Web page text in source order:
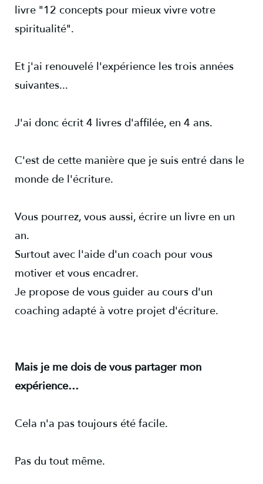
livre "12 concepts pour mieux vivre votre
spiritualité".
Et j'ai renouvelé l'expérience les trois années
suivantes...
J'ai donc écrit 4 livres d'affilée, en 4 ans.
C'est de cette manière que je suis entré dans le
monde de l'écriture.
Vous pourrez, vous aussi, écrire un livre en un
an.
Surtout avec l'aide d'un coach pour vous
motiver et vous encadrer.
Je propose de vous guider au cours d'un
coaching adapté à votre projet d'écriture.
Mais je me dois de vous partager mon
expérience…
Cela n'a pas toujours été facile.
Pas du tout même.